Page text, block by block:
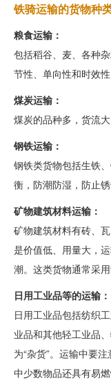
铁骑运输的货物种
粮食运输：
包括稻谷、麦、各种
节性、单向性和时效
煤炭运输：
煤炭的品种多，货流
钢铁运输：
钢铁类货物包括生铁
衡，防潮防湿，防止锈
矿物建筑材料运输：
矿物建筑材料有砖、
是价值低、用量大，
潮。这类货物通常采
日用工业品等的运输：
日用工业品包括纺织
业品和其他轻工业品
为“杂货”。运输中要
中少数物品还具有易